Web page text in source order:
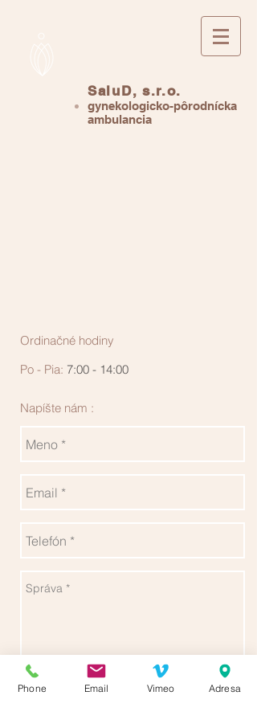
SaluD, s.r.o.
gynekologicko-pôrodnícka
ambulancia
Napíšte nám :
Ordinačné hodiny
Po - Pia: 7:00 - 14:00
Phone Email Vimeo Adresa